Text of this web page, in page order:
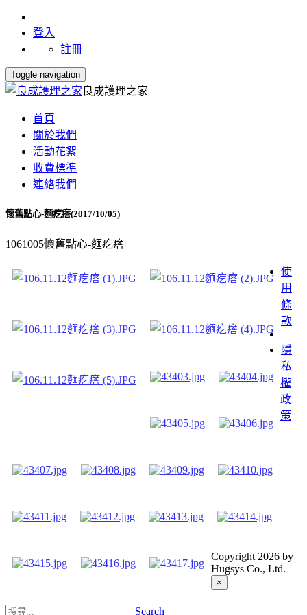
登入
註冊
Toggle navigation
良成護理之家
首頁
關於我們
活動花絮
收費標準
連絡我們
懷舊點心-麵疙瘩(2017/10/05)
1061005懷舊點心-麵疙瘩
使
用
條
款
|
隱
私
權
政
策
Copyright 2026 by
Hugsys Co., Ltd.
×
Search